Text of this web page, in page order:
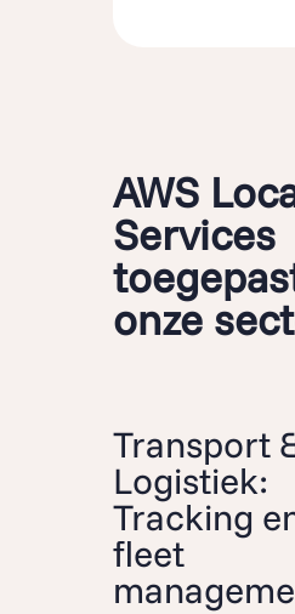
AWS
Services
onze
Transport
Logistiek:
Tracking
fleet